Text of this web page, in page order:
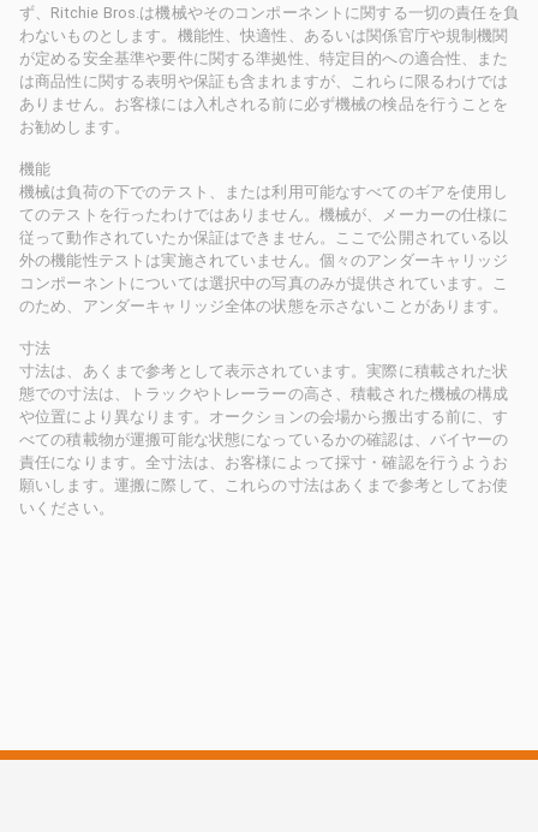
ず、Ritchie Bros.は機械やそのコンポーネントに関する一切の責任を負
わないものとします。機能性、快適性、あるいは関係官庁や規制機関
が定める安全基準や要件に関する準拠性、特定目的への適合性、また
は商品性に関する表明や保証も含まれますが、これらに限るわけでは
ありません。お客様には入札される前に必ず機械の検品を行うことを
お勧めします。
機能
機械は負荷の下でのテスト、または利用可能なすべてのギアを使用し
てのテストを行ったわけではありません。機械が、メーカーの仕様に
従って動作されていたか保証はできません。ここで公開されている以
外の機能性テストは実施されていません。個々のアンダーキャリッジ
コンポーネントについては選択中の写真のみが提供されています。こ
のため、アンダーキャリッジ全体の状態を示さないことがあります。
寸法
寸法は、あくまで参考として表示されています。実際に積載された状
態での寸法は、トラックやトレーラーの高さ、積載された機械の構成
や位置により異なります。オークションの会場から搬出する前に、す
べての積載物が運搬可能な状態になっているかの確認は、バイヤーの
責任になります。全寸法は、お客様によって採寸・確認を行うようお
願いします。運搬に際して、これらの寸法はあくまで参考としてお使
いください。